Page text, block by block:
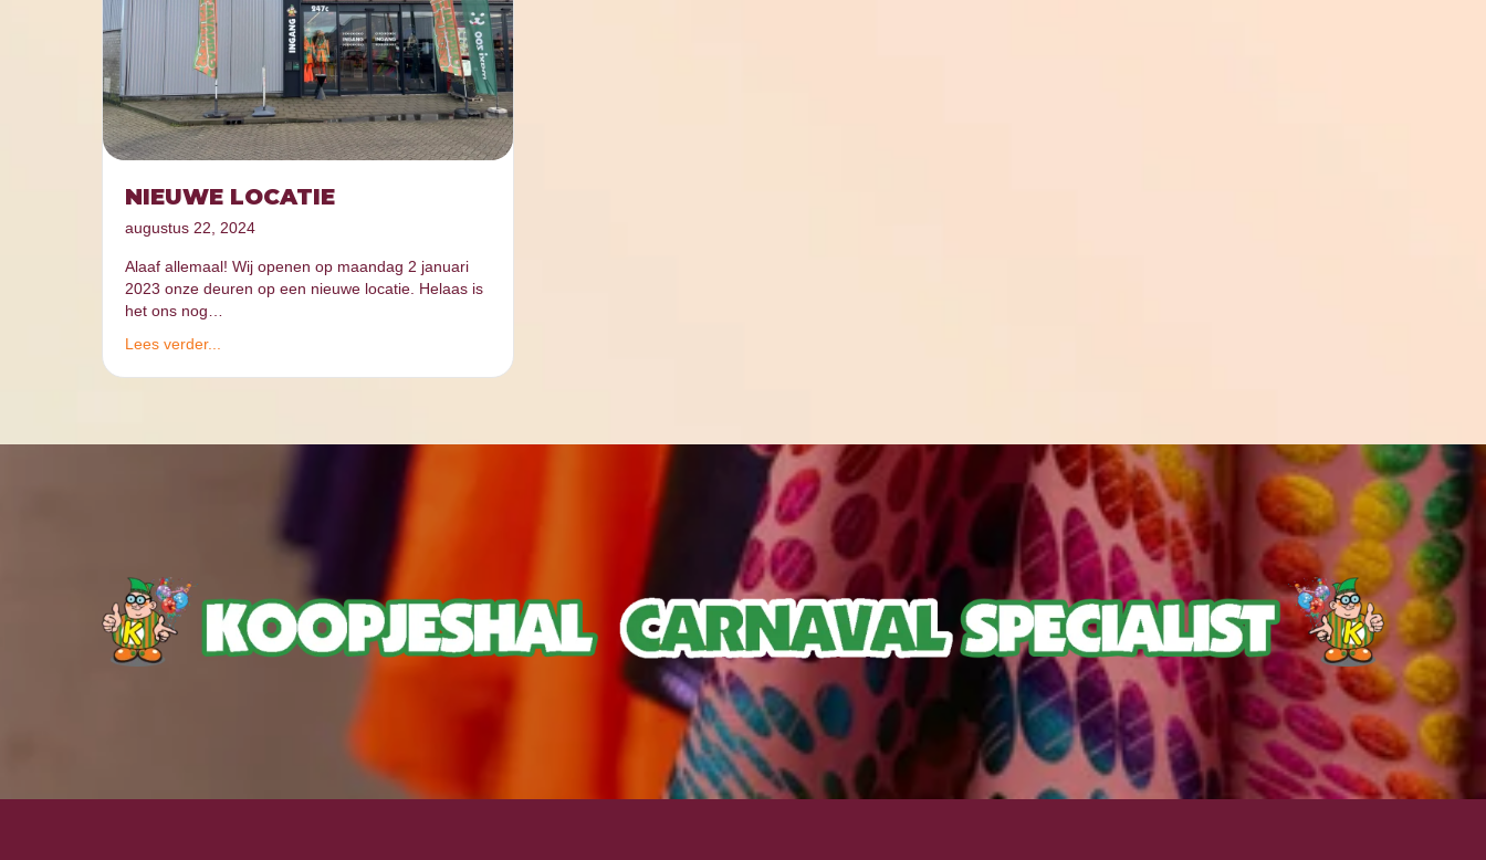
NIEUWE LOCATIE
augustus 22, 2024
Alaaf allemaal! Wij openen op maandag 2 januari
2023 onze deuren op een nieuwe locatie. Helaas is
het ons nog…
Lees verder...